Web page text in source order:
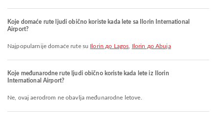
Koje domaće rute ljudi obično koriste kada lete sa Ilorin International
Airport?
Najpopularnije domaće rute su Ilorin до Lagos Ilorin до Abuja
Koje međunarodne rute ljudi obično koriste kada lete iz Ilorin
International Airport?
Ne, ovaj aerodrom ne obavlja međunarodne letove.